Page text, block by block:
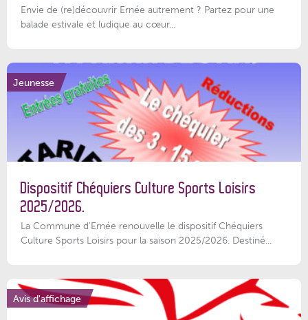
Envie de (re)découvrir Ernée autrement ? Partez pour une
balade estivale et ludique au cœur...
Jeunesse
Dispositif Chéquiers Culture Sports Loisirs
2025/2026.
La Commune d'Ernée renouvelle le dispositif Chéquiers
Culture Sports Loisirs pour la saison 2025/2026. Destiné...
Avis d'affichage